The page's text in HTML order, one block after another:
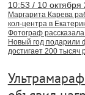
10:53 / 10 октября
Маргарита Карева
кол-центра в
Фотограф
Новый год подарили
достигает 200 тысяч